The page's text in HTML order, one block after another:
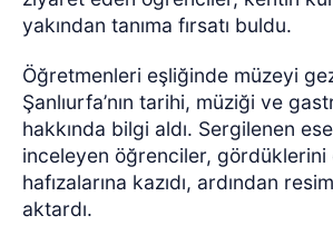
yakından tanıma fırsatı buldu.
Öğretmenleri eşliğinde müzeyi
Şanlıurfa’nın tarihi, müziği ve
hakkında bilgi aldı. Sergilenen
inceleyen öğrenciler, gördüklerini
hafızalarına kazıdı, ardından
aktardı.